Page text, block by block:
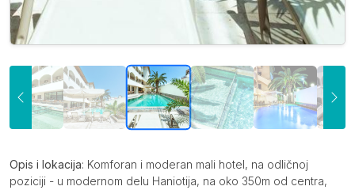
Opis
Opis i lokacija: Komforan i moderan mali hotel, na odličnoj
poziciji - u modernom delu Haniotija, na oko 350m od centra,